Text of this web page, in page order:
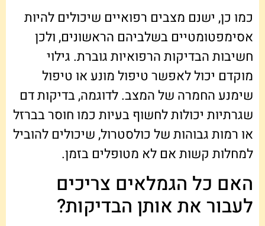
כמו כן, ישנם מצבים רפואיים שיכולים להיות
אסימפטומטיים בשלביהם הראשונים, ולכן
חשיבות הבדיקות הרפואיות גוברת. גילוי
מוקדם יכול לאפשר טיפול מונע או טיפול
שימנע החמרה של המצב. לדוגמה, בדיקות דם
שגרתיות יכולות לחשוף בעיות כמו חוסר בברזל
או רמות גבוהות של כולסטרול, שיכולים להוביל
למחלות קשות אם לא מטופלים בזמן.
האם כל הגמלאים צריכים
לעבור את אותן הבדיקות?